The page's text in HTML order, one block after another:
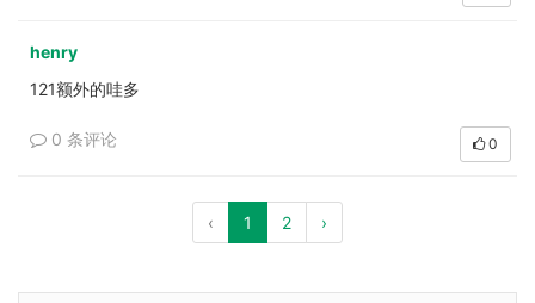
henry
121额外的哇多
0 条评论 0
‹ 1 2 ›